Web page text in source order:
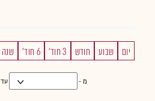
יום שבוע חודש 3 חוד' 6 חוד' שנה
מ - עד